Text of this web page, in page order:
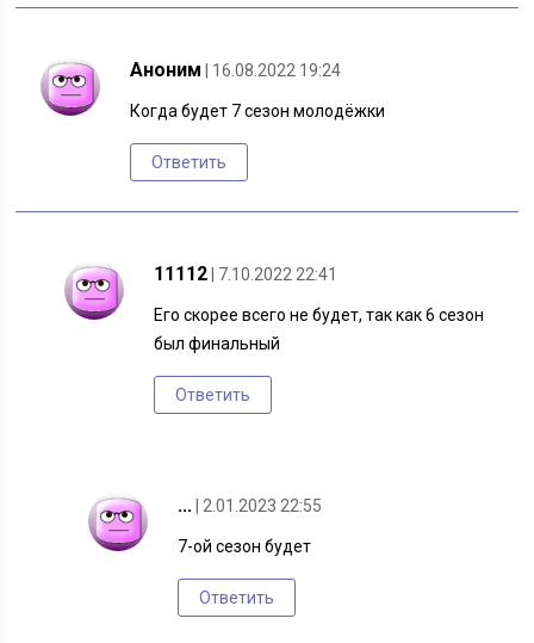
Аноним | 16.08.2022 19:24
Когда будет 7 сезон молодёжки
Ответить
11112 | 7.10.2022 22:41
Его скорее всего не будет, так как 6 сезон
был финальный
Ответить
... | 2.01.2023 22:55
7-ой сезон будет
Ответить